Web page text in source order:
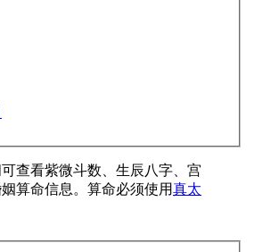
查看紫微斗数、生辰八字、宫
算命信息。算命必须使用真太